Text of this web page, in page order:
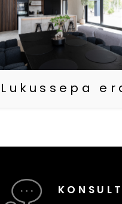
Lukussepa